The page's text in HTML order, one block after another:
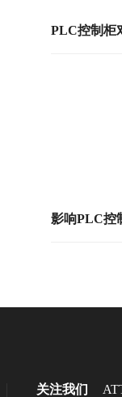
PLC控制柜
关注我们